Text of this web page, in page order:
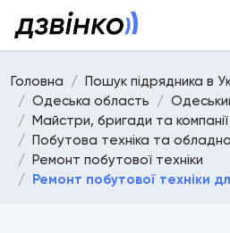
Головна
Пошук підрядника в
Одеська область
Майстри, бригади та компанії
Побутова техніка та
Ремонт побутової техніки
Ремонт побутової техніки